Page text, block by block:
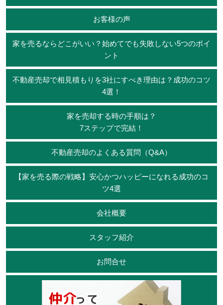
お客様の声
家を売るならどこがいい？始めてでも失敗しない5つのポイ
ント
不動産売却で相見積もりを3社にすべき理由は？成功のコツ
4選！
家を売却する時の手順は？
7ステップで完結！
不動産売却のよくある質問（Q&A）
【家を売る際の戦略】安心かつハッピーになれる成功のコ
ツ4選
会社概要
スタッフ紹介
お問合せ